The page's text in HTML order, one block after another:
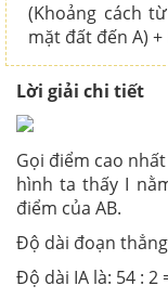
(Khoảng cách
mặt đất đến A) +
Lời giải chi tiết
Gọi điểm cao
hình ta thấy I
điểm của AB.
Độ dài đoạn thẳng
Độ dài IA là: 54 : 2